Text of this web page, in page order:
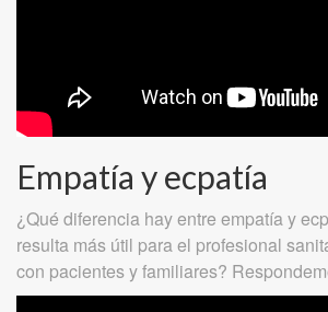
Empatía y ecpatía
¿Qué diferencia hay entre empatía y
resulta más útil para el profesional
con pacientes y familiares?